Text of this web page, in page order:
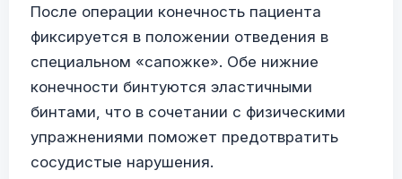
После операции конечность пациента
фиксируется в положении отведения в
специальном «сапожке». Обе нижние
конечности бинтуются эластичными
бинтами, что в сочетании с физическими
упражнениями поможет предотвратить
сосудистые нарушения.